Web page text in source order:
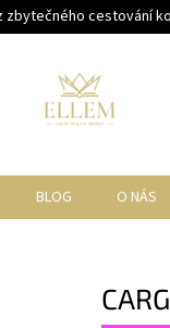
cestování
BLOG O NÁS